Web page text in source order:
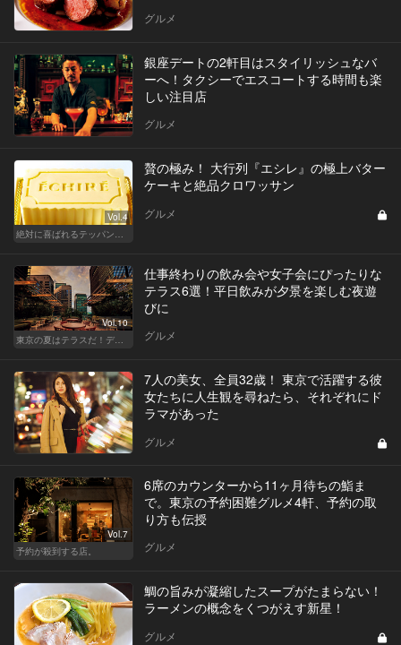
グルメ
銀座デートの2軒目はスタイリッシュなバ
ーへ！タクシーでエスコートする時間も楽
しい注目店
グルメ
Vol.4
絶対に喜ばれるテッパン手土産
贅の極み！ 大行列『エシレ』の極上バター
ケーキと絶品クロワッサン
グルメ
Vol.10
東京の夏はテラスだ！デートも女子会も盛り上がること間違いなし！
仕事終わりの飲み会や女子会にぴったりな
テラス6選！平日飲みが夕景を楽しむ夜遊
びに
グルメ
7人の美女、全員32歳！ 東京で活躍する彼
女たちに人生観を尋ねたら、それぞれにド
ラマがあった
グルメ
Vol.7
予約が殺到する店。
6席のカウンターから11ヶ月待ちの鮨ま
で。東京の予約困難グルメ4軒、予約の取
り方も伝授
グルメ
鯛の旨みが凝縮したスープがたまらない！
ラーメンの概念をくつがえす新星！
グルメ